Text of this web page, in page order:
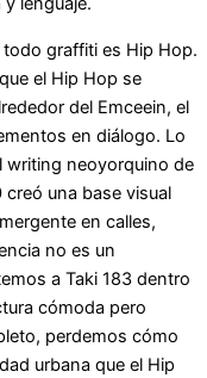
graffiti es Hip Hop.
el Hip Hop se
del Emceein, el
en diálogo. Lo
writing neoyorquino de
una base visual
en calles,
no es un
a Taki 183 dentro
cómoda pero
perdemos cómo
urbana que el Hip